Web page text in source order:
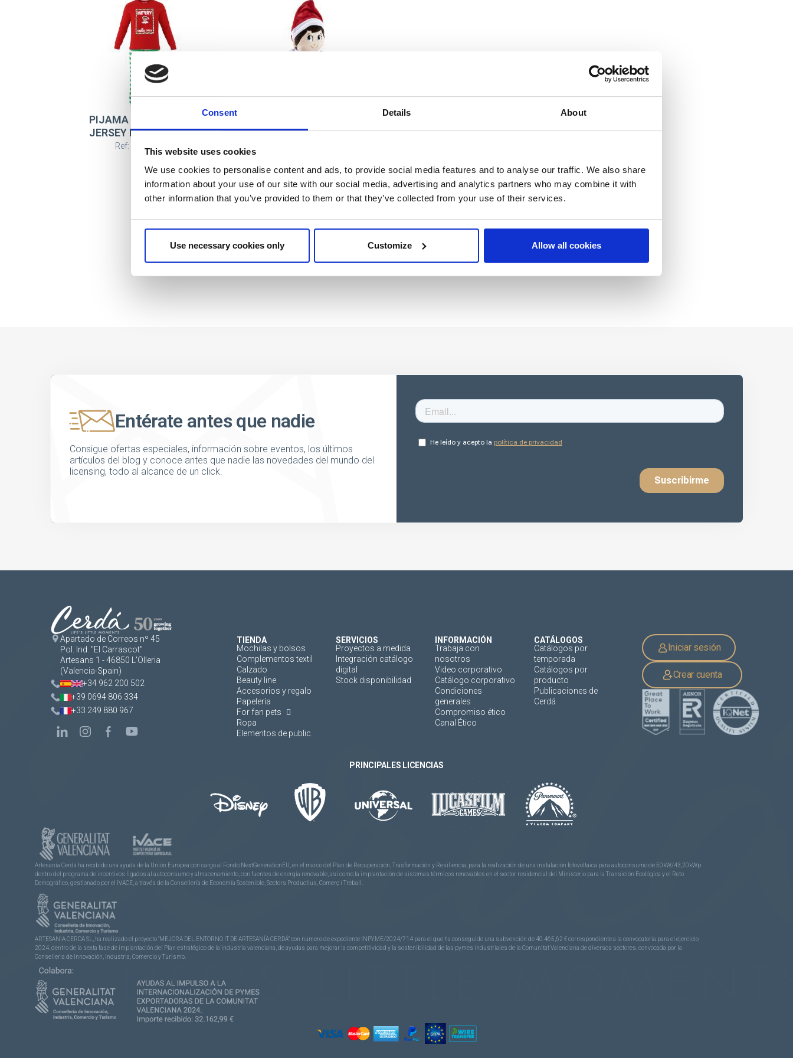
Consent Details About
This website uses cookies
We use cookies to personalise content and ads, to provide social media features and to analyse our traffic. We also share
information about your use of our site with our social media, advertising and analytics partners who may combine it with
other information that you’ve provided to them or that they’ve collected from your use of their services.
Use necessary cookies only Customize Allow all cookies
PIJAMA LARGO SINGLE
JERSEY NAVIDEÑO THE
ELF
Ref: 2900003192
PERSONAJE PELUCHE
Entérate antes que nadie
Consigue ofertas especiales, información sobre eventos, los últimos
artículos del blog y conoce antes que nadie las novedades del mundo del
licensing, todo al alcance de un click.
Apartado de Correos nº 45
Pol. Ind. "El Carrascot"
Artesans 1 - 46850 L'Olleria
(Valencia-Spain)
+34 962 200 502
+39 0694 806 334
+33 249 880 967
TIENDA
Mochilas y bolsos
Complementos textil
Calzado
Beauty line
Accesorios y regalo
Papelería
For fan pets
Ropa
Elementos de public.
SERVICIOS
Proyectos a medida
Integración catálogo
digital
Stock disponibilidad
INFORMACIÓN
Trabaja con
nosotros
Video corporativo
Catálogo corporativo
Condiciones
generales
Compromiso ético
Canal Ético
CATÁLOGOS
Catálogos por
temporada
Catálogos por
producto
Publicaciones de
Cerdá
Iniciar sesión
Crear cuenta
PRINCIPALES LICENCIAS
Artesanía Cerdá ha recibido una ayuda de la Unión Europea con cargo al Fondo NextGenerationEU, en el marco del Plan de Recuperación, Trasformación y Resiliencia, para la realización de una instalación fotovoltaica para autoconsumo de 50kW/43,20kWp
dentro del programa de incentivos ligados al autoconsumo y almacenamiento, con fuentes de energía renovable, así como la implantación de sistemas térmicos renovables en el sector residencial del Ministerio para la Transición Ecológica y el Reto
Demográfico, gestionado por el IVACE, a través de la Consellería de Economía Sostenible, Sectors Productius, Comerç i Treball.
ARTESANIA CERDA SL, ha realizado el proyecto “MEJORA DEL ENTORNO IT DE ARTESANÍA CERDÁ” con número de expediente INPYME/2024/714 para el que ha conseguido una subvención de 40.465,62 € correspondiente a la convocatoria para el ejercicio
2024, dentro de la sexta fase de implantación del Plan estratégico de la industria valenciana, de ayudas para mejorar la competitividad y la sostenibilidad de las pymes industriales de la Comunitat Valenciana de diversos sectores, convocada por la
Conselleria de Innovación, Industria, Comercio y Turismo.